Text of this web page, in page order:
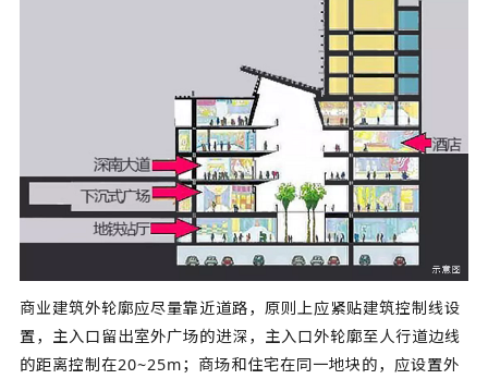
商业建筑外轮廓应尽量靠近道路，原则上应紧贴建筑控制线设
置，主入口留出室外广场的进深，主入口外轮廓至人行道边线
的距离控制在20~25m；商场和住宅在同一地块的，应设置外